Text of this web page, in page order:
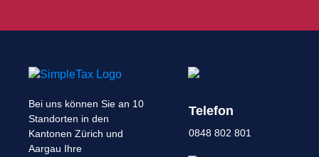
Bei uns können Sie an 10
Standorten in den
Kantonen Zürich und
Aargau Ihre
Telefon
0848 802 801